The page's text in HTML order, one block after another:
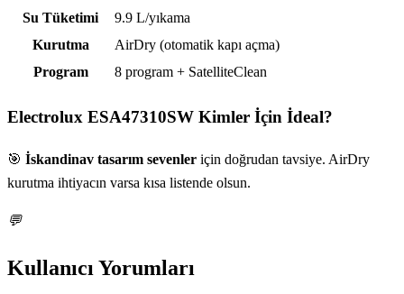
Su Tüketimi
9.9 L/yıkama
Kurutma
AirDry (otomatik kapı açma)
Program
8 program + SatelliteClean
Electrolux ESA47310SW Kimler İçin İdeal?
🎯 İskandinav tasarım sevenler için doğrudan tavsiye. AirDry
kurutma ihtiyacın varsa kısa listende olsun.
💬
Kullanıcı Yorumları